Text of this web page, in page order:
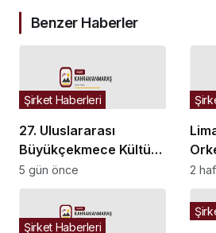
Benzer Haberler
27. Uluslararası
Büyükçekmece Kültür
ve Sanat Festivali’ne
görkemli final
Şirket Haberleri
5 gün önce 2
Şirket Haberleri